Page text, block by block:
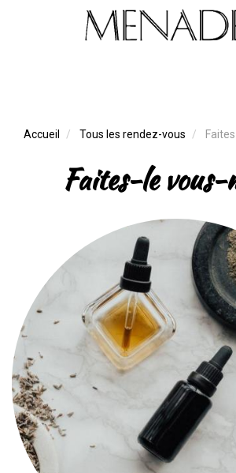
Accueil Tous les rendez-vous
Faites-le vous-